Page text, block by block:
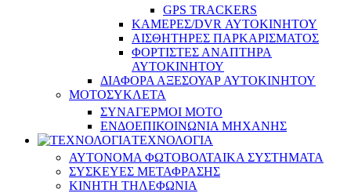
GPS TRACKERS
ΚΑΜΕΡΕΣ/DVR ΑΥΤΟΚΙΝΗΤΟΥ
ΑΙΣΘΗΤΗΡΕΣ ΠΑΡΚΑΡΙΣΜΑΤΟΣ
ΦΟΡΤΙΣΤΕΣ ΑΝΑΠΤΗΡΑ
ΑΥΤΟΚΙΝΗΤΟΥ
ΔΙΑΦΟΡΑ ΑΞΕΣΟΥΑΡ ΑΥΤΟΚΙΝΗΤΟΥ
ΜΟΤΟΣΥΚΛΕΤΑ
ΣΥΝΑΓΕΡΜΟΙ ΜΟΤΟ
ΕΝΔΟΕΠΙΚΟΙΝΩΝΙΑ ΜΗΧΑΝΗΣ
ΤΕΧΝΟΛΟΓΙΑ
ΑΥΤΟΝΟΜΑ ΦΩΤΟΒΟΛΤΑΙΚΑ ΣΥΣΤΗΜΑΤΑ
ΣΥΣΚΕΥΕΣ ΜΕΤΑΦΡΑΣΗΣ
ΚΙΝΗΤΗ ΤΗΛΕΦΩΝΙΑ